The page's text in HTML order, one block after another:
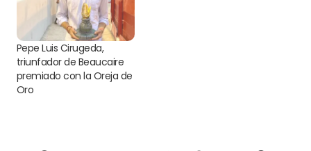
Pepe Luis Cirugeda,
triunfador de Beaucaire
premiado con la Oreja de
Oro